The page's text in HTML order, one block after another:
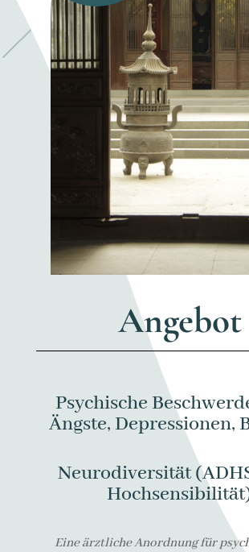
Angebot
Psychische
Ängste, Depressionen,
Neurodiversität
Eine ärztliche Anordnung für